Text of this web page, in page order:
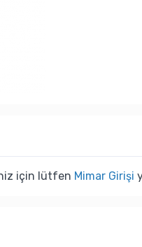
için lütfen Mimar Girişi